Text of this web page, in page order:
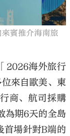
賓推介海南旅
2026海外旅行
來自歐美、東
商、航司採購
為期6天的全島
首場針對B端的